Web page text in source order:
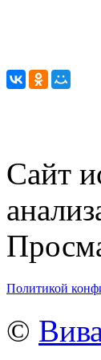
Сайт
Политикой
©